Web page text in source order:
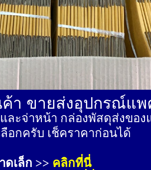
า ขายส่งอุปกรณ์แ
ละจ่าหน้า กล่องพัสดุส่งของ
อกครับ เช็คราคาก่อนได้
ดเล็ก >> คลิกที่นี่